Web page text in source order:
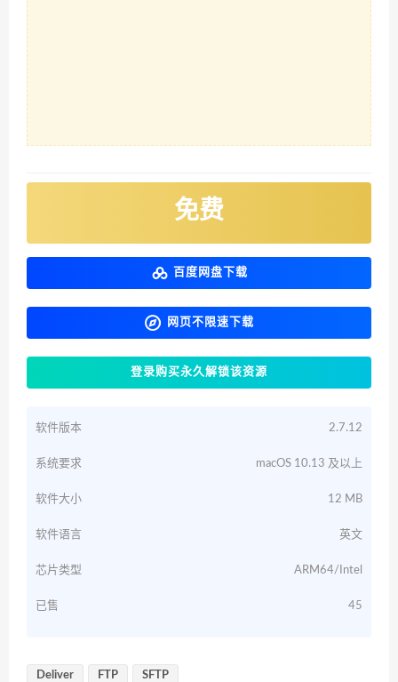
免费
百度网盘下载
网页不限速下载
登录购买永久解锁该资源
软件版本 2.7.12
系统要求 macOS 10.13 及以上
软件大小 12 MB
软件语言 英文
芯片类型 ARM64/Intel
已售 45
Deliver FTP SFTP